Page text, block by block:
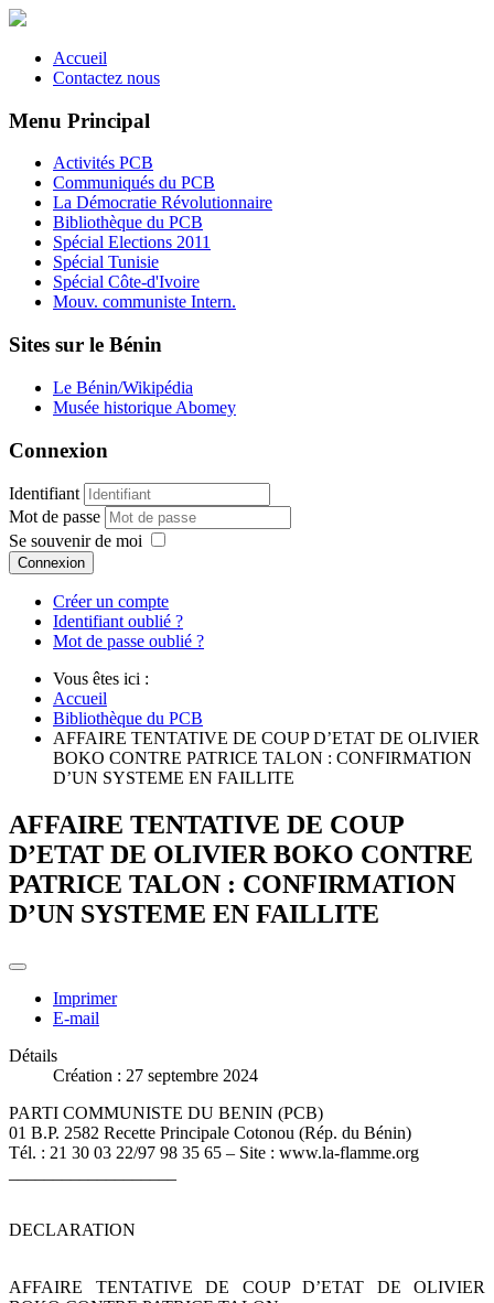
Accueil
Contactez nous
Menu Principal
Activités PCB
Communiqués du PCB
La Démocratie Révolutionnaire
Bibliothèque du PCB
Spécial Elections 2011
Spécial Tunisie
Spécial Côte-d'Ivoire
Mouv. communiste Intern.
Sites sur le Bénin
Le Bénin/Wikipédia
Musée historique Abomey
Connexion
Identifiant
Mot de passe
Se souvenir de moi
Connexion
Créer un compte
Identifiant oublié ?
Mot de passe oublié ?
Vous êtes ici :
Accueil
Bibliothèque du PCB
AFFAIRE TENTATIVE DE COUP D’ETAT DE OLIVIER
BOKO CONTRE PATRICE TALON : CONFIRMATION
D’UN SYSTEME EN FAILLITE
AFFAIRE TENTATIVE DE COUP
D’ETAT DE OLIVIER BOKO CONTRE
PATRICE TALON : CONFIRMATION
D’UN SYSTEME EN FAILLITE
Imprimer
E-mail
Détails
Création : 27 septembre 2024
PARTI COMMUNISTE DU BENIN (PCB)
01 B.P. 2582 Recette Principale Cotonou (Rép. du Bénin)
Tél. : 21 30 03 22/97 98 35 65 – Site : www.la-flamme.org
DECLARATION
AFFAIRE TENTATIVE DE COUP D’ETAT DE OLIVIER